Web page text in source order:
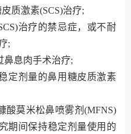
质激素(SCS)治疗;
治疗的禁忌症，或不耐
;
鼻息肉手术治疗;
定剂量的鼻用糖皮质激素
酸莫米松鼻喷雾剂(MFNS)
期间保持稳定剂量使用的